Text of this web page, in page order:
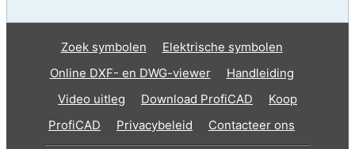
Zoek symbolen
Elektrische symbolen
Online DXF- en DWG-viewer
Handleiding
Video uitleg
Download ProfiCAD
Koop
ProfiCAD
Privacybeleid Contacteer ons